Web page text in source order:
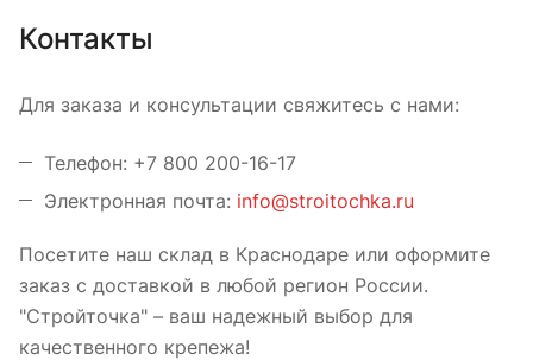
Контакты
Для заказа и консультации свяжитесь с нами:
Телефон: +7 800 200-16-17
Электронная почта: info@stroitochka.ru
Посетите наш склад в Краснодаре или оформите
заказ с доставкой в любой регион России.
"Стройточка" – ваш надежный выбор для
качественного крепежа!